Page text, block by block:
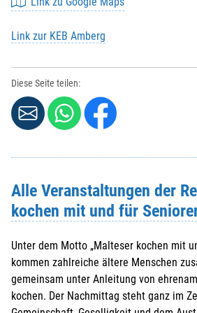
Link zur KEB Amberg
Diese Seite teilen:
Alle Veranstaltungen der
kochen mit und für
Unter dem Motto „Malteser kochen mit
kommen zahlreiche ältere Menschen
gemeinsam unter Anleitung von
kochen. Der Nachmittag steht ganz im